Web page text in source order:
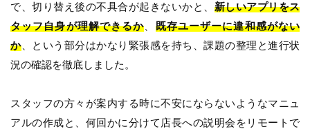
で、切り替え後の不具合が起きないかと、 新しいアプリをス
タッフ自身が理解できるか
既存ユーザーに違和感がない
か、という部分はかなり緊張感を持ち、課題の整理と進行状
況の確認を徹底しました。
スタッフの方々が案内する時に不安にならないようなマニュ
アルの作成と、何回かに分けて店長への説明会をリモートで